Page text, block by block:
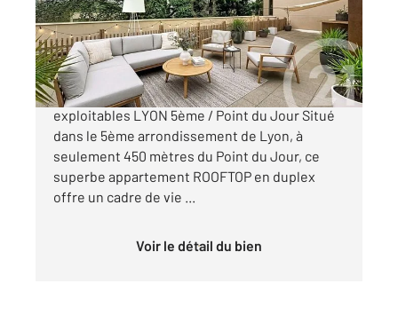
Appartement Duplex à vendre
559 000 €
Duplex ROOFTOP d'Exception ! Plus de 200 m²
exploitables LYON 5ème / Point du Jour Situé
dans le 5ème arrondissement de Lyon, à
seulement 450 mètres du Point du Jour, ce
superbe appartement ROOFTOP en duplex
offre un cadre de vie ...
Voir le détail du bien